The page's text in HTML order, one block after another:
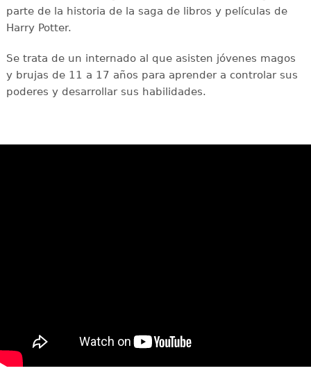
parte de la historia de la saga de libros y películas de
Harry Potter.
Se trata de un internado al que asisten jóvenes magos
y brujas de 11 a 17 años para aprender a controlar sus
poderes y desarrollar sus habilidades.